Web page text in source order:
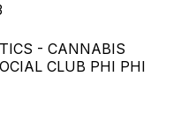
- CANNABIS
CLUB PHI PHI